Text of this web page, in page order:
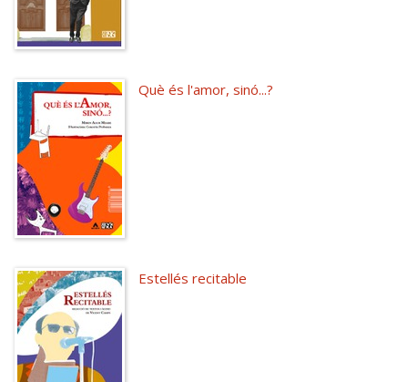
Què és l'amor, sinó...?
Estellés recitable